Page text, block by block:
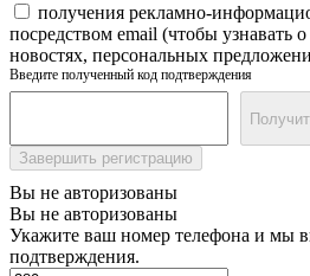
получения рекламно-
посредством email (чтобы узнавать
новостях, персональных
Введите полученный код подтверждения
Завершить регистрацию
Вы не авторизованы
Вы не авторизованы
Укажите ваш номер телефона и мы
подтверждения.